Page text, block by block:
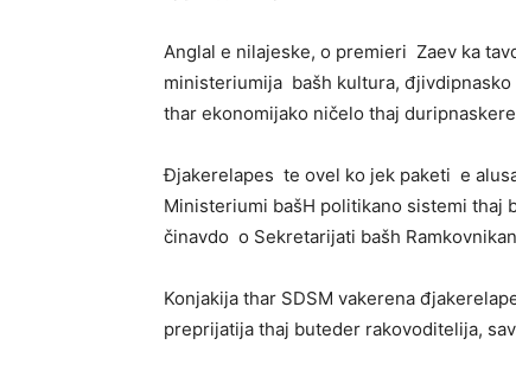
Anglal e nilajeske, o premieri Zaev ka
ministeriumija bašh kultura,
thar ekonomijako ničelo thaj
Đjakerelapes te ovel ko jek paketi e
Ministeriumi bašH politikano sistemi thaj
činavdo o Sekretarijati bašh
Konjakija thar SDSM vakerena
preprijatija thaj buteder rakovoditelija,